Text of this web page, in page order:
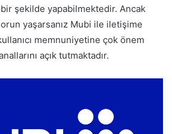
şekilde yapabilmektedir. Ancak
yaşarsanız Mubi ile iletişime
memnuniyetine çok önem
açık tutmaktadır.